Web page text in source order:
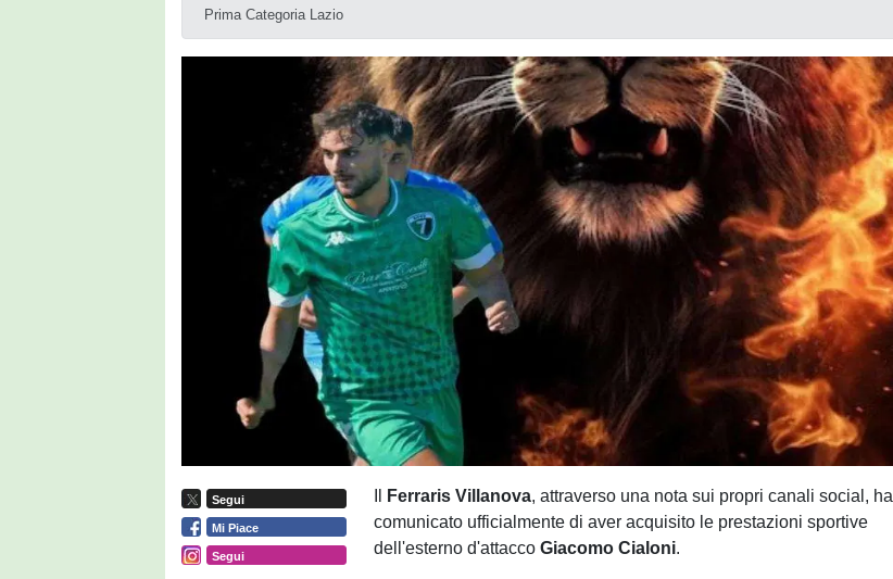
Prima Categoria Lazio
Segui
Mi Piace
Segui
Ferraris Villanova, attraverso una nota sui propri canali social, ha
comunicato ufficialmente di aver acquisito le prestazioni sportive
dell'esterno d'attaccoGiacomo Cialoni.